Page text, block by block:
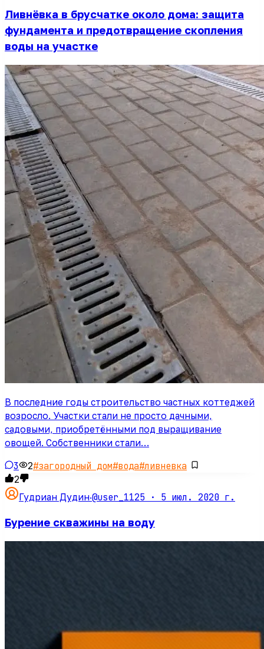
Ливнёвка в брусчатке около дома: защита
фундамента и предотвращение скопления
воды на участке
В последние годы строительство частных коттеджей
возросло. Участки стали не просто дачными,
садовыми, приобретёнными под выращивание
овощей. Собственники стали…
3 2#загородный дом#вода#ливневка
2
Гудриан Дудин·@user_1125 · 5 июл. 2020 г.
Бурение скважины на воду